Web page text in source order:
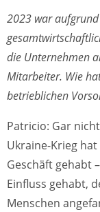
2023 war
die Unternehmen
Mitarbeiter. Wie
betrieblichen
Patricio: Gar
Ukraine-Krieg
Geschäft gehabt
Einfluss gehabt,
Menschen